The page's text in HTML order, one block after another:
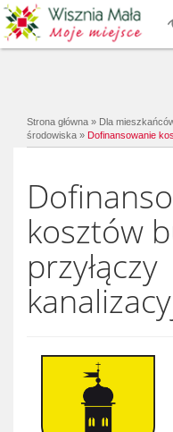
Strona główna » Dla
środowiska » Dofinansowanie
kosztów
przyłączy